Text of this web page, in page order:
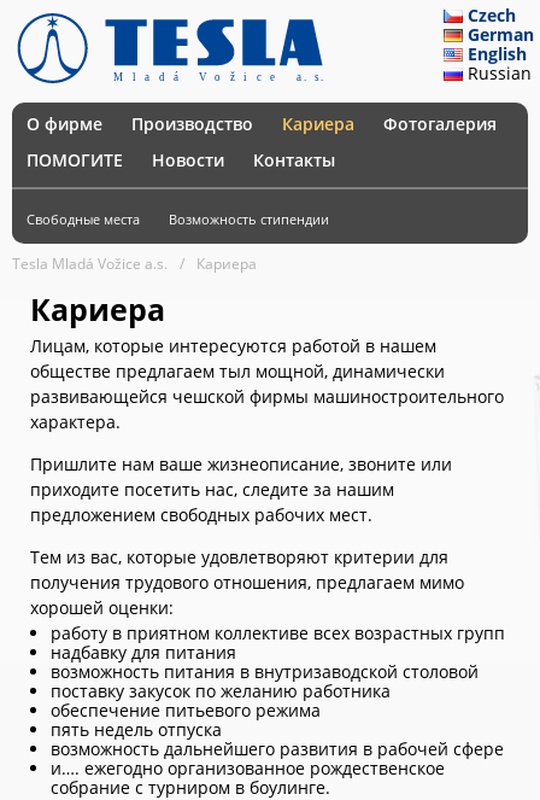
Czech
German
English
Russian
О фирме Производство Кариера
Фотогалерия
ПОМОГИТЕ
Новости Контакты
Свободные места Возможность стипендии
Tesla Mladá Vožice a.s. Кариера
Кариера
Лицам, которые интересуются работой в нашем
обществе предлагаем тыл мощной, динамически
развивающейся чешской фирмы машиностроительного
характера.
Пришлите нам ваше жизнеописание, звоните или
приходите посетить нас, следите за нашим
предложением свободных рабочих мест.
Тем из вас, которые удовлетворяют критерии для
получения трудового отношения, предлагаем мимо
хорошей оценки:
работу в приятном коллективе всех возрастных групп
надбавку для питания
возможность питания в внутризаводской столовой
поставку закусок по желанию работника
обеспечение питьевого режима
пять недель отпуска
возможность дальнейшего развития в рабочей сфере
и…. ежегодно организованное рождественское
собрание с турниром в боулинге.